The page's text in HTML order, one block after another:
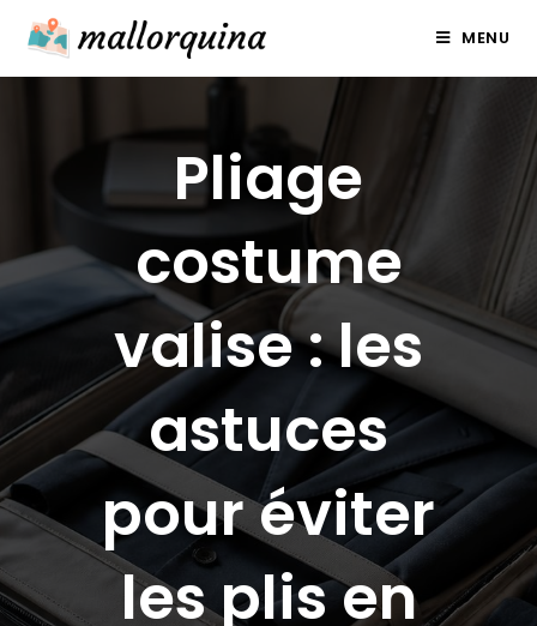
content
MENU
Pliage
costume
valise : les
astuces
pour éviter
les plis en